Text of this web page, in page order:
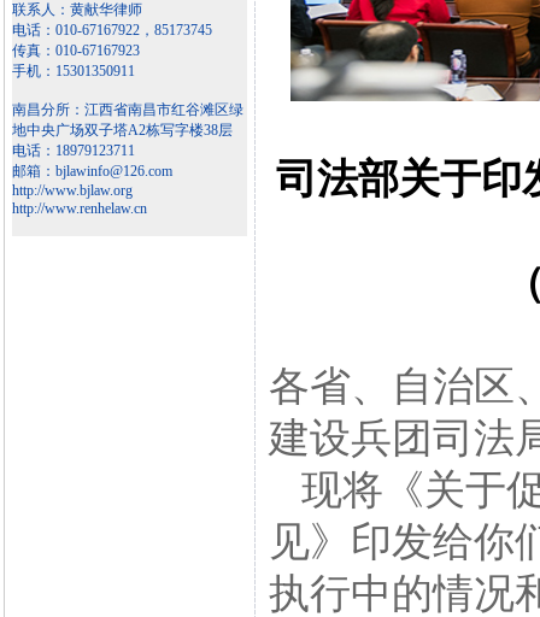
联系人：黄献华律师
电话：010-67167922，85173745
传真：010-67167923
手机：15301350911
南昌分所：江西省南昌市红谷滩区绿
地中央广场双子塔A2栋写字楼38层
电话：18979123711
邮箱：bjlawinfo@126.com
http://www.bjlaw.org
http://www.renhelaw.cn
司法部关于印
各省、自治区
建设兵团司法
现将《关于
见》印发给你
执行中的情况